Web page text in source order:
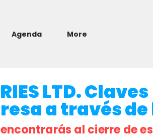
Agenda More
LTD. Claves
a través de
al cierre de